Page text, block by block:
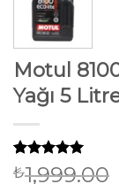
Motul
Yağı 5
34
müşteri
₺1,999.00